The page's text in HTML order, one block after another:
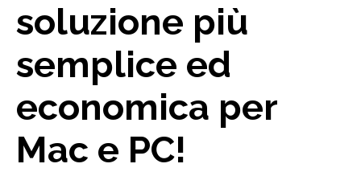
soluzione più
semplice ed
economica per
Mac e PC!